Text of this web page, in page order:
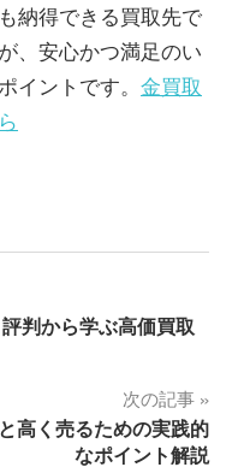
納得できる買取先で
、安心かつ満足のい
イントです。 金買取
判から学ぶ高価買取
次の記事
高く売るための実践的
なポイント解説